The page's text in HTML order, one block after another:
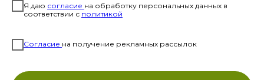
Я даю согласие на обработку персональных данных в
соответствии с политикой
Согласие на получение рекламных рассылок